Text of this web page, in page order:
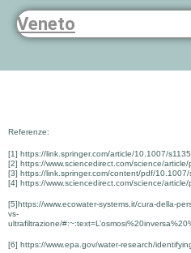
Veneto
Referenze:
[1] https://link.springer.com/article/10.1007/
[2] https://www.sciencedirect.com/science/
[3] https://link.springer.com/content/pdf/
[4] https://www.sciencedirect.com/science/
[5]https://www.ecowater-systems.it/cura-della-
vs-
ultrafiltrazione/
[6] https://www.epa.gov/water-research/